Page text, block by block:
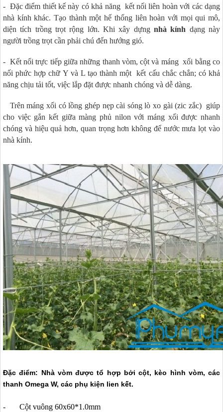
- Đặc điểm thiết kế này có khả năng kết nối liên hoàn với các dạng
nhà kính khác. Tạo thành một hế thống liên hoàn với mọi qui mô,
diện tích trồng trọt rộng lớn. Khi xây dựng nhà kính dạng này
người trồng trọt cần phải chú đến hướng gió.
- Kết nối trực tiếp giữa những thanh vòm, cột và máng xối bằng co
nối phức hợp chữ Y và L tạo thành một kết cấu chắc chắn; có khả
năng chịu tải tốt, việc lắp đặt được nhanh chóng và dễ dàng.
Trên máng xối có lồng ghép nẹp cài sóng lò xo gài (zic zắc) giúp
cho việc gắn kết giữa màng phủ nilon với máng xối được nhanh
chóng và hiệu quả hơn, quan trọng hơn không để nước mưa lọt vào
nhà kính.
Đặc điểm: Nhà vòm được tổ hợp bởi cột, kèo hình vòm, các
thanh Omega W, các phụ kiện lien kết.
- Cột vuông 60x60*1.0mm